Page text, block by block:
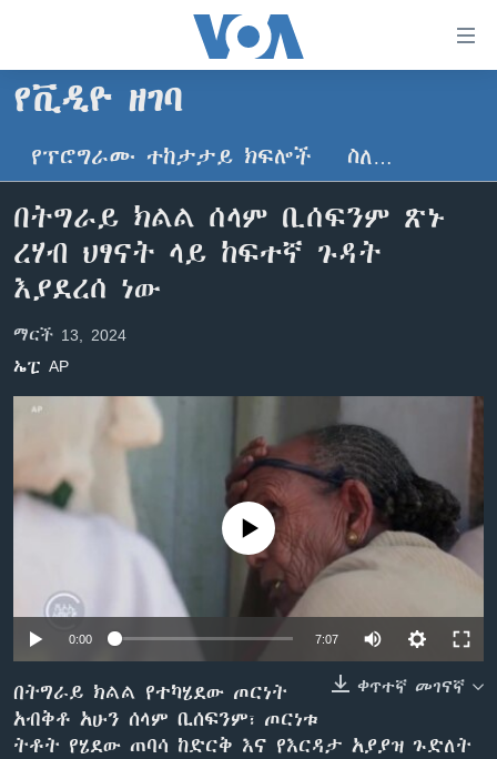
ማገናኛዎች
ወደ
ዋናው
ይዘት
ወደ
ዋናው
ይዘት
እለፍ
ወደ
ዋናው
እለፍ
ዜና
ኢትዮጵያ
አሜሪካ
ኑሮ በጤንነት
ከምሽቱ ሦስት ሰዓት የአማርኛ ዜና
ቪዲዮ
ክምችት
Learning English
ይከተሉን
የቪዲዮ ዘገባ
የፕሮግራሙ ተከታታይ ክፍሎች ስለ…
በትግራይ ክልል ሰላም ቢሰፍንም ጽኑ
ረሃብ ህፃናት ላይ ከፍተኛ ጉዳት
እያደረሰ ነው
ማርች 13, 2024
ኤፒ AP
No media source currently available
0:00 7:07
ቀጥተኛ መገናኛ
በትግራይ ክልል የተካሄደው ጦርነት
አብቅቶ አሁን ሰላም ቢሰፍንም፣ ጦርነቱ
ትቶት የሄደው ጠባሳ ከድርቅ እና የእርዳታ አያያዝ ጉድለት